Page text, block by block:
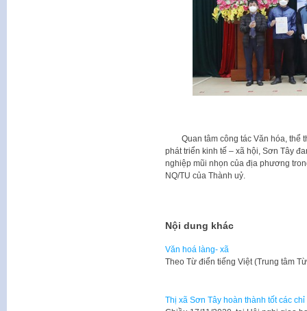
Quan tâm công tác Văn hóa, thể
phát triển kinh tế – xã hội, Sơn Tây
nghiệp mũi nhọn của địa phương
NQ/TU của Thành uỷ.
Nội dung khác
Văn hoá làng- xã
​Theo Từ điển tiếng Việt (Trung tâm
Thị xã Sơn Tây hoàn thành tốt các